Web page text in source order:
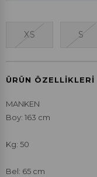
XS S
ÜRÜN ÖZELLIKLERI
MANKEN
Boy: 163 cm
Kg: 50
Bel: 65 cm